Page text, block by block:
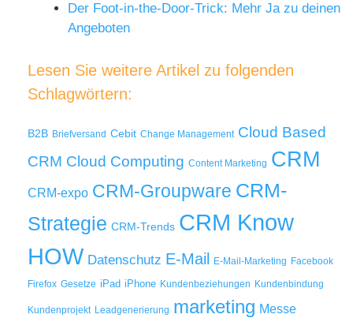
Der Foot-in-the-Door-Trick: Mehr Ja zu deinen
Angeboten
Lesen Sie weitere Artikel zu folgenden
Schlagwörtern:
B2B Briefversand Cebit Change Management Cloud Based
CRM Cloud Computing Content Marketing CRM
CRM-expo CRM-Groupware CRM-
Strategie CRM-Trends CRM Know
HOW Datenschutz E-Mail E-Mail-Marketing Facebook
Firefox Gesetze iPad iPhone Kundenbeziehungen Kundenbindung
Kundenprojekt Leadgenerierung marketing Messe